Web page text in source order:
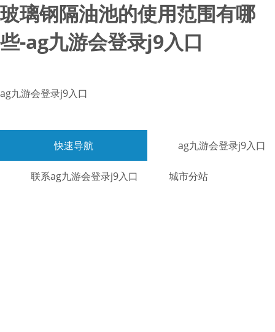
玻璃钢隔油池的使用范围有哪
些-ag九游会登录j9入口
ag九游会登录j9入口
快速导航 ag九游会登录j9入口
联系ag九游会登录j9入口 城市分站